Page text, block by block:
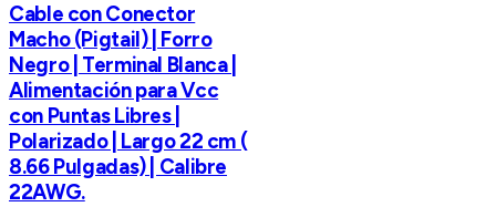
Cable con Conector
Macho (Pigtail) | Forro
Negro | Terminal Blanca |
Alimentación para Vcc
con Puntas Libres |
Polarizado | Largo 22 cm (
8.66 Pulgadas) | Calibre
22AWG.